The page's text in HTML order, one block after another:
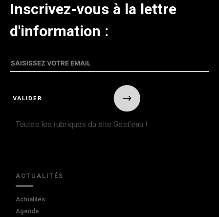
Inscrivez-vous à la lettre
d'information :
Toutes les rubriques du site Gest'eau !
ACTUALITÉS
Actualités
Agenda